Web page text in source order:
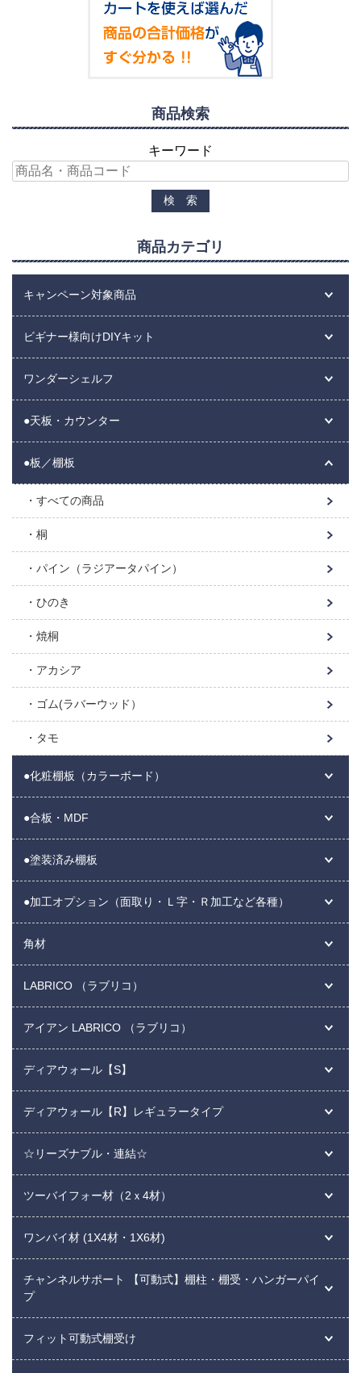
商品検索
キーワード
商品カテゴリ
キャンペーン対象商品
ビギナー様向けDIYキット
ワンダーシェルフ
●天板・カウンター
●板／棚板
すべての商品
桐
パイン（ラジアータパイン）
ひのき
焼桐
アカシア
ゴム(ラバーウッド）
タモ
●化粧棚板（カラーボード）
●合板・MDF
●塗装済み棚板
●加工オプション（面取り・Ｌ字・Ｒ加工など各種）
角材
LABRICO （ラブリコ）
アイアン LABRICO （ラブリコ）
ディアウォール【S】
ディアウォール【R】レギュラータイプ
☆リーズナブル・連結☆
ツーバイフォー材（2ｘ4材）
ワンバイ材 (1X4材・1X6材)
チャンネルサポート 【可動式】棚柱・棚受・ハンガーパイ
プ
フィット可動式棚受け